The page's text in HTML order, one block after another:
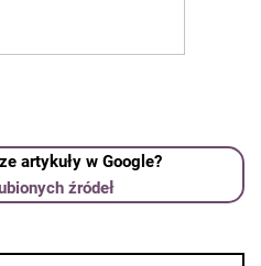
artykuły w Google?
źródeł